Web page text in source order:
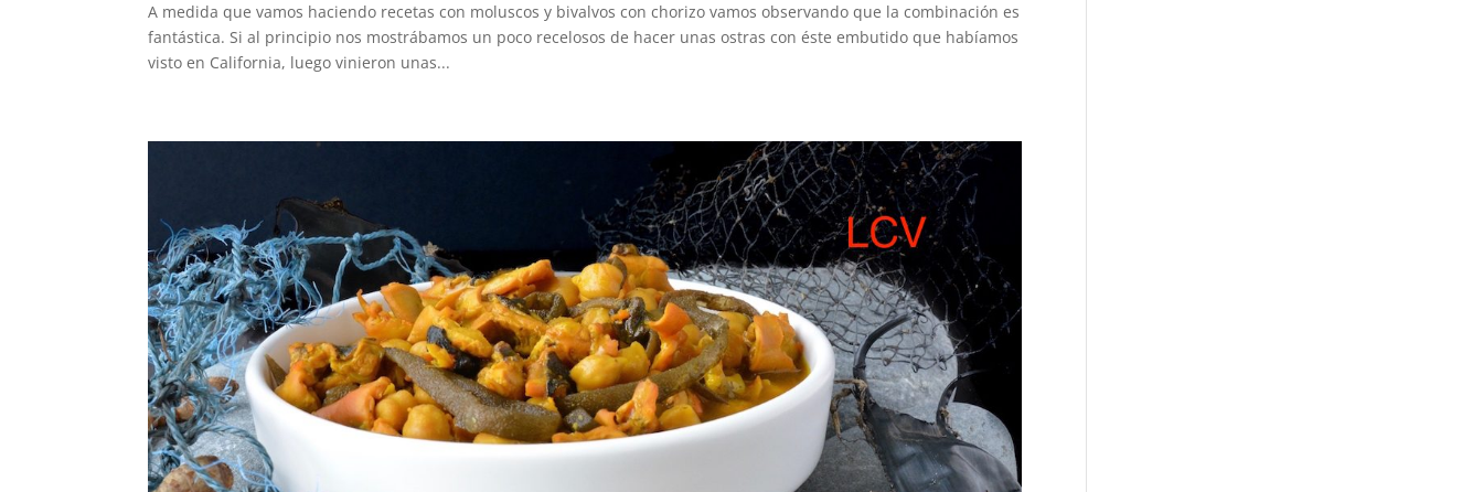
A medida que vamos haciendo recetas con moluscos y bivalvos con chorizo vamos observando que la combinación es
fantástica. Si al principio nos mostrábamos un poco recelosos de hacer unas ostras con éste embutido que habíamos
visto en California, luego vinieron unas...